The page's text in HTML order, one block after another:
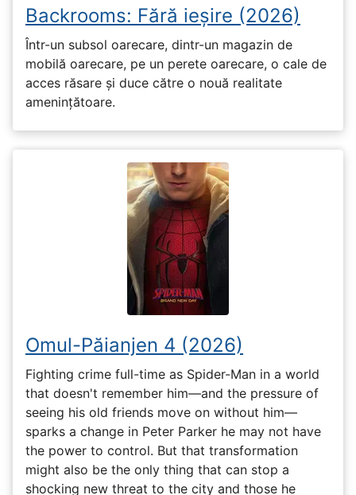
Backrooms: Fără ieșire (2026)
Într-un subsol oarecare, dintr-un magazin de
mobilă oarecare, pe un perete oarecare, o cale de
acces răsare și duce către o nouă realitate
amenințătoare.
Omul-Păianjen 4 (2026)
Fighting crime full-time as Spider-Man in a world
that doesn't remember him—and the pressure of
seeing his old friends move on without him—
sparks a change in Peter Parker he may not have
the power to control. But that transformation
might also be the only thing that can stop a
shocking new threat to the city and those he